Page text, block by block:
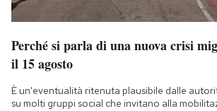
Perché si parla di una nuova crisi
il 15 agosto
È un'eventualità ritenuta plausibile dalle
su molti gruppi social che invitano alla